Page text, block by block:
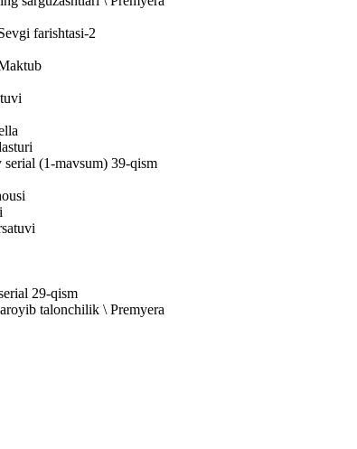
farishtasi-2
(1-mavsum) 39-qism
29-qism
talonchilik \ Premyera